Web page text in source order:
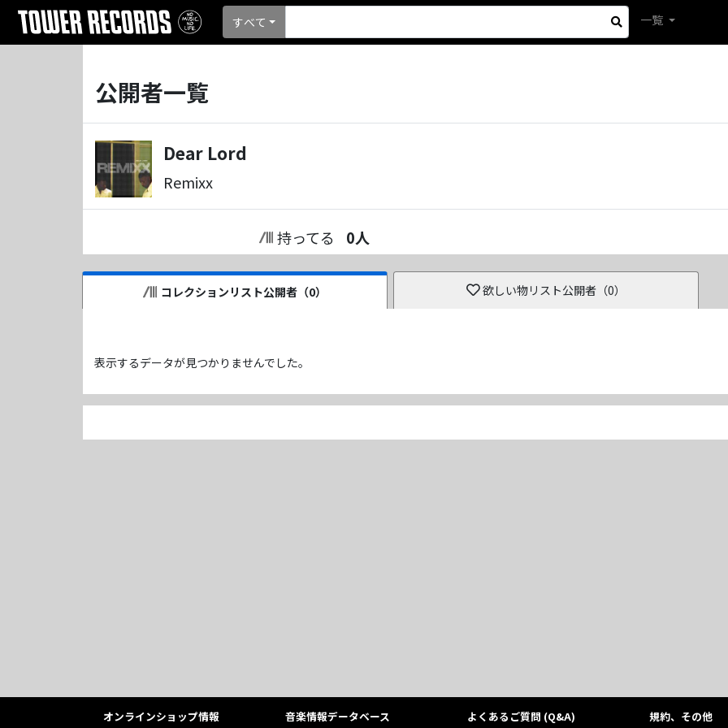
すべて 一覧
公開者一覧
Dear Lord
Remixx
持ってる 0人
コレクションリスト公開者（0） 欲しい物リスト公開者（0）
表示するデータが見つかりませんでした。
オンラインショップ情報 音楽情報データベース よくあるご質問 (Q&A) 規約、その他